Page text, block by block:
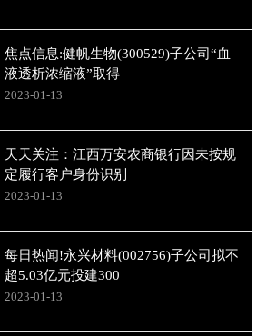
焦点信息:健帆生物(300529)子公司“血
液透析浓缩液”取得
2023-01-13
天天关注：江西万安农商银行因未按规
定履行客户身份识别
2023-01-13
每日热闻!永兴材料(002756)子公司拟不
超5.03亿元投建300
2023-01-13